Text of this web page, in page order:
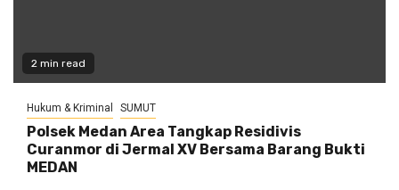
2 min read
Hukum & Kriminal SUMUT
Polsek Medan Area Tangkap Residivis
Curanmor di Jermal XV Bersama Barang Bukti
MEDAN